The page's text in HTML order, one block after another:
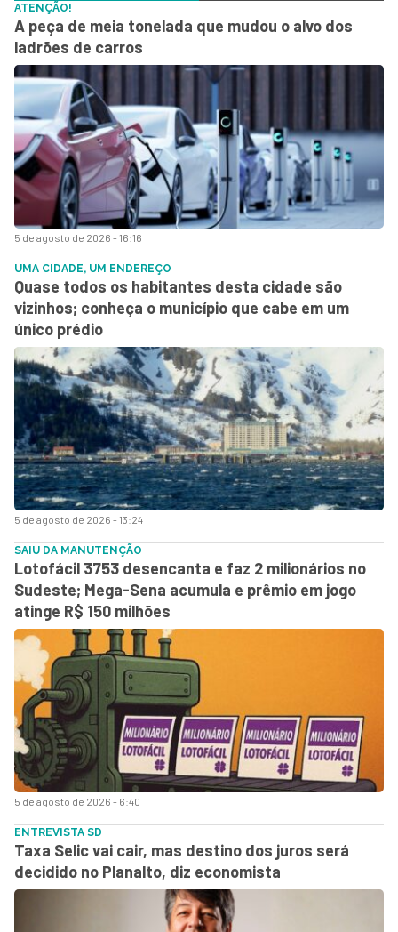
5 de agosto de 2026 - 16:16
ATENÇÃO!
A peça de meia tonelada que mudou o alvo dos
ladrões de carros
5 de agosto de 2026 - 13:24
UMA CIDADE, UM ENDEREÇO
Quase todos os habitantes desta cidade são
vizinhos; conheça o município que cabe em um
único prédio
5 de agosto de 2026 - 6:40
SAIU DA MANUTENÇÃO
Lotofácil 3753 desencanta e faz 2 milionários no
Sudeste; Mega-Sena acumula e prêmio em jogo
atinge R$ 150 milhões
ENTREVISTA SD
Taxa Selic vai cair, mas destino dos juros será
decidido no Planalto, diz economista